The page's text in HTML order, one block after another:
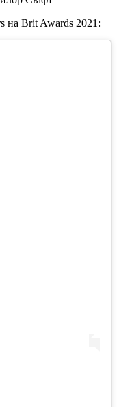
на Brit Awards 2021: